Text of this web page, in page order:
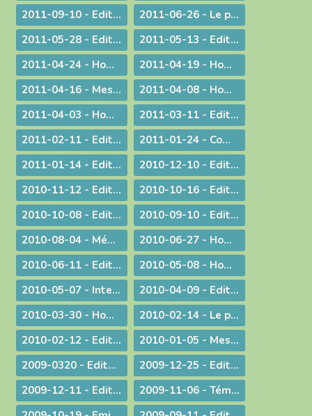
2011-09-10 - Edito : Som­mes-nous prêts à assu­mer no­tre dif­fé­rence chré­tienne ?
2011-06-26 - Le prêtre et le mystère eucharistique
2011-05-28 - Edito : Que votre lumière brille aux yeux des hommes !
2011-05-13 - Edito : Mettre au monde des saints !
2011-04-24 - Homélie pour le Jour de Pâques
2011-04-19 - Homélie pour la Messe Chrismale
2011-04-16 - Message au sujet de l'Exposition "Je croix aux miracles" tenue en Avignon
2011-04-08 - Homélie : Itinéraire d'une rencontre avec Jésus
2011-04-03 - Homélie : Nous sommes tous des catéchumènes !
2011-03-11 - Edito : La vogue du prêt-à-porter
2011-02-11 - Edito : L'origine apostolique du célibat du prêtre
2011-01-24 - Communiqué aux chrétiens du diocèse
2011-01-14 - Edito : Une nouvelle année
2010-12-10 - Edito : Quel chemin pour l'humanité ?
2010-11-12 - Edito : Les saints n'ont pas disparu !
2010-10-16 - Edito : Le Synode pour le Moyen-Orient devrait tous nous faire réfléchir...
2010-10-08 - Edito : CARITAS IN VERITATE
2010-09-10 - Edito : Au rendez-vous des urgences, la mission est la première invitée
2010-08-04 - Méditation aux vêpres à Ars
2010-06-27 - Homélie pour les ordinations
2010-06-11 - Edito : S.D.F. pour une quin­zaine !
2010-05-08 - Homélie : Journée provinciale pour les vocations
2010-05-07 - Interview : La communion entre Eglises - Retour d'Irlande
2010-04-09 - Edito : "Attirons-le dans un piège"
2010-03-30 - Homélie pour la Messe chrismale
2010-02-14 - Le prêtre, guetteur de Dieu
2010-02-12 - Edito : La vérité de l'histoire
2010-01-05 - Message : Du nouveau dans la communication du diocèse de Belley-Ars !
2009-0320 - Edito : Quel avenir pour la paternité ?
2009-12-25 - Edito : Que de­vons-nous faire ?
2009-12-11 - Edito : Identité nationale
2009-11-06 - Témoignage : Demain, la vie de nos communautés chrétiennes